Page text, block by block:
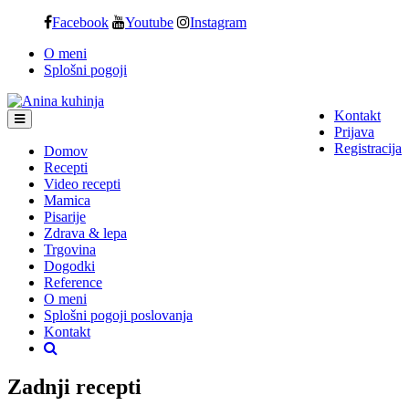
content
Facebook Youtube Instagram
O meni
Splošni pogoji
Kontakt
Prijava
Registracija
Domov
Recepti
Video recepti
Mamica
Pisarije
Zdrava & lepa
Trgovina
Dogodki
Reference
O meni
Splošni pogoji poslovanja
Kontakt
Zadnji recepti